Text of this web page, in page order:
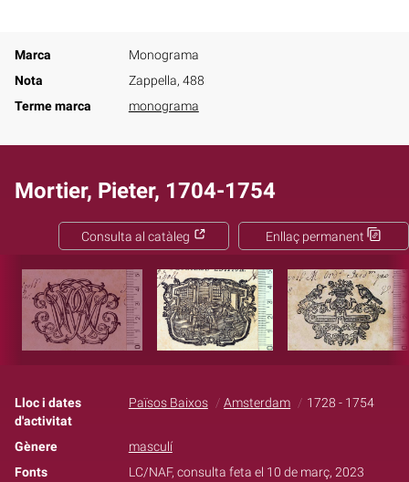
Marca
Monograma
Nota
Zappella, 488
Terme marca
monograma
Mortier, Pieter, 1704-1754
Enllaç permanent
Consulta al catàleg
Lloc i dates
d'activitat
Països Baixos Amsterdam 1728 - 1754
Gènere
masculí
Fonts
LC/NAF, consulta feta el 10 de març, 2023